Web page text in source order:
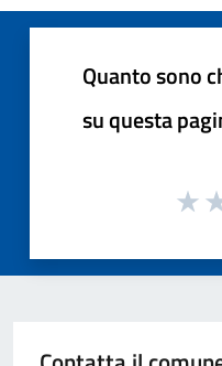
Quanto sono
su questa